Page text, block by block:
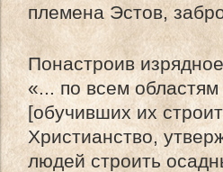
племена Эстов,
Понастроив
«... по всем
[обучивших их
Христианство,
людей строить